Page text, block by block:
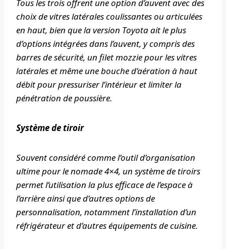
Tous les trois offrent une option d’auvent avec des
choix de vitres latérales coulissantes ou articulées
en haut, bien que la version Toyota ait le plus
d’options intégrées dans l’auvent, y compris des
barres de sécurité, un filet mozzie pour les vitres
latérales et même une bouche d’aération à haut
débit pour pressuriser l’intérieur et limiter la
pénétration de poussière.
Système de tiroir
Souvent considéré comme l’outil d’organisation
ultime pour le nomade 4×4, un système de tiroirs
permet l’utilisation la plus efficace de l’espace à
l’arrière ainsi que d’autres options de
personnalisation, notamment l’installation d’un
réfrigérateur et d’autres équipements de cuisine.